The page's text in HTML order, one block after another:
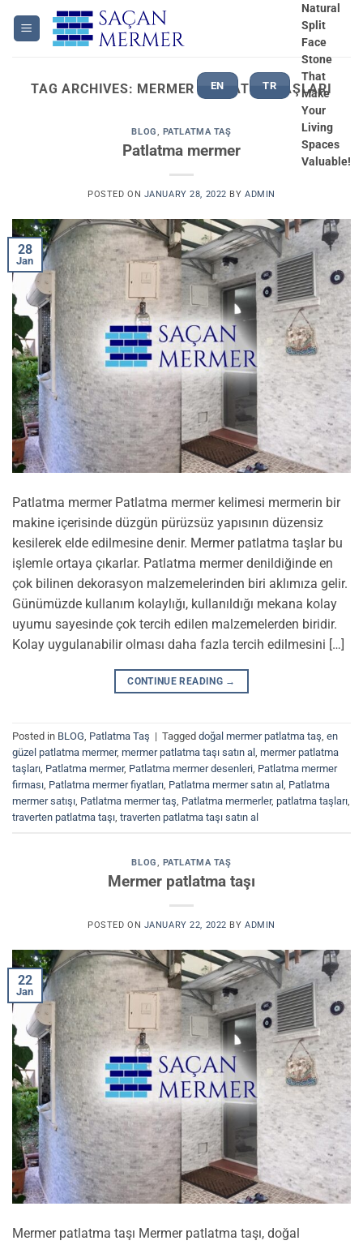
EN TR
Natural
Split
Face
Stone
That
Make
Your
Living
Spaces
Valuable!
TAG ARCHIVES: MERMER PATLATMA TAŞLARI
BLOG, PATLATMA TAŞ
Patlatma mermer
POSTED ON JANUARY 28, 2022 BY ADMIN
28
Jan
Patlatma mermer Patlatma mermer kelimesi mermerin bir
makine içerisinde düzgün pürüzsüz yapısının düzensiz
kesilerek elde edilmesine denir. Mermer patlatma taşlar bu
işlemle ortaya çıkarlar. Patlatma mermer denildiğinde en
çok bilinen dekorasyon malzemelerinden biri aklımıza gelir.
Günümüzde kullanım kolaylığı, kullanıldığı mekana kolay
uyumu sayesinde çok tercih edilen malzemelerden biridir.
Kolay uygulanabilir olması daha fazla tercih edilmesini […]
CONTINUE READING →
Posted in BLOG, Patlatma Taş | Tagged doğal mermer patlatma taş, en
güzel patlatma mermer, mermer patlatma taşı satın al , mermer patlatma
taşları, Patlatma mermer, Patlatma mermer desenleri, Patlatma mermer
firması, Patlatma mermer fiyatları, Patlatma mermer satın al , Patlatma
mermer satışı, Patlatma mermer taş, Patlatma mermerler, patlatma taşları,
traverten patlatma taşı, traverten patlatma taşı satın al
BLOG, PATLATMA TAŞ
Mermer patlatma taşı
POSTED ON JANUARY 22, 2022 BY ADMIN
22
Jan
Mermer patlatma taşı Mermer patlatma taşı, doğal